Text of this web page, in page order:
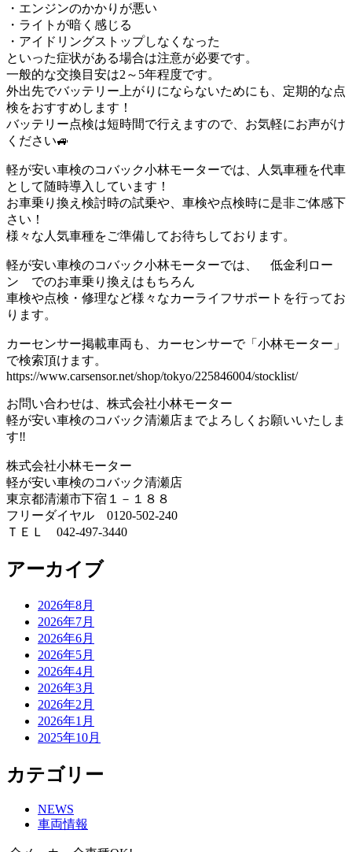
・エンジンのかかりが悪い
・ライトが暗く感じる
・アイドリングストップしなくなった
といった症状がある場合は注意が必要です。
一般的な交換目安は2～5年程度です。
外出先でバッテリー上がりにならないためにも、定期的な点
検をおすすめします！
バッテリー点検は短時間で行えますので、お気軽にお声がけ
ください🚙
軽が安い車検のコバック小林モーターでは、人気車種を代車
として随時導入しています！
お車乗り換え検討時の試乗や、車検や点検時に是非ご体感下
さい！
様々な人気車種をご準備してお待ちしております。
軽が安い車検のコバック小林モーターでは、 低金利ロー
ン でのお車乗り換えはもちろん
車検や点検・修理など様々なカーライフサポートを行ってお
ります。
カーセンサー掲載車両も、カーセンサーで「小林モーター」
で検索頂けます。
https://www.carsensor.net/shop/tokyo/225846004/stocklist/
お問い合わせは、株式会社小林モーター
軽が安い車検のコバック清瀬店までよろしくお願いいたしま
す‼
株式会社小林モーター
軽が安い車検のコバック清瀬店
東京都清瀬市下宿１－１８８
フリーダイヤル 0120-502-240
ＴＥＬ 042-497-3440
アーカイブ
2026年8月
2026年7月
2026年6月
2026年5月
2026年4月
2026年3月
2026年2月
2026年1月
2025年10月
カテゴリー
NEWS
車両情報